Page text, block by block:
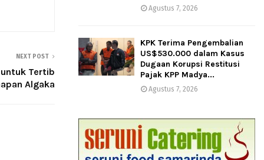
NEXT POST
untuk Tertib
Algaka
Agustus 7, 2026
KPK Terima Pengembalian
US$530.000 dalam Kasus
Dugaan Korupsi Restitusi
Pajak KPP Madya...
Agustus 7, 2026